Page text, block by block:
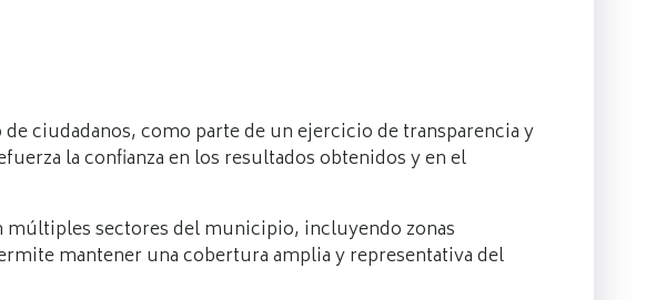
ciudadanos, como parte de un ejercicio de transparencia y
la confianza en los resultados obtenidos y en el
múltiples sectores del municipio, incluyendo zonas
mantener una cobertura amplia y representativa del